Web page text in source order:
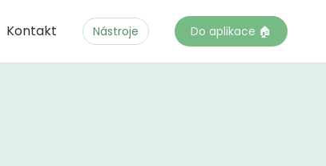
Kontakt Nástroje Do aplikace 🏠